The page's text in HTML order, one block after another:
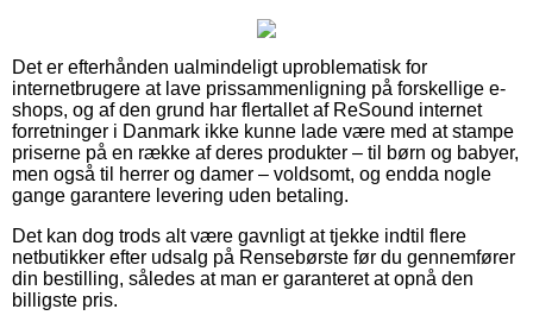
Det er efterhånden ualmindeligt uproblematisk for
internetbrugere at lave prissammenligning på forskellige e-
shops, og af den grund har flertallet af ReSound internet
forretninger i Danmark ikke kunne lade være med at stampe
priserne på en række af deres produkter – til børn og babyer,
men også til herrer og damer – voldsomt, og endda nogle
gange garantere levering uden betaling.
Det kan dog trods alt være gavnligt at tjekke indtil flere
netbutikker efter udsalg på Rensebørste før du gennemfører
din bestilling, således at man er garanteret at opnå den
billigste pris.